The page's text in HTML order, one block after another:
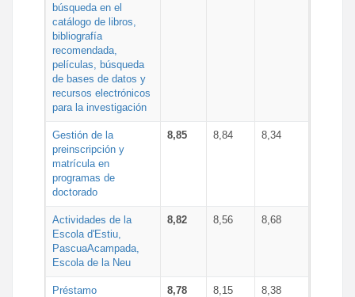
búsqueda en el
catálogo de libros,
bibliografía
recomendada,
películas, búsqueda
de bases de datos y
recursos electrónicos
para la investigación
Gestión de la
preinscripción y
matrícula en
programas de
doctorado
8,85 8,84 8,34
Actividades de la
Escola d'Estiu,
PascuaAcampada,
Escola de la Neu
8,82 8,56 8,68
Préstamo
8,78 8,15 8,38